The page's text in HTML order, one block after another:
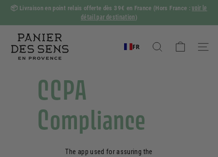
Passer
contenu
Diaporama
Pause
📦 Livraison en point relais offerte dès 39€ en France (Hors France :voir le
détail par destination )
a
FR
Rechercher
CCPA
Compliance
The app used for assuring the